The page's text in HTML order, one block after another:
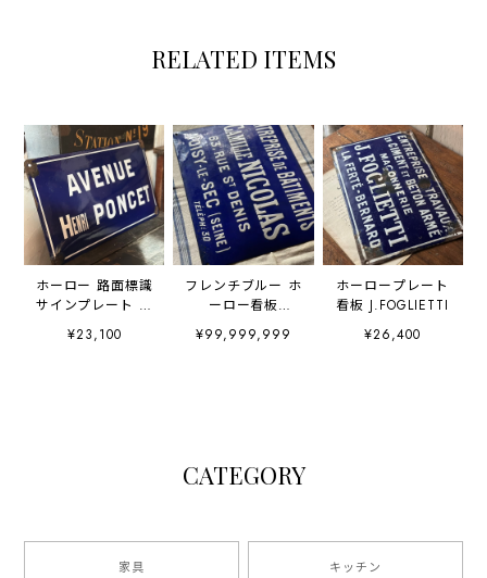
RELATED ITEMS
ホーロー 路面標識
サインプレート 琺
瑯 エナメル
¥23,100
フレンチブルー ホ
ーロー看板
Camille Nicolas
¥99,999,999
ホーロープレート
看板 J.FOGLIETTI
¥26,400
CATEGORY
家具 キッチン